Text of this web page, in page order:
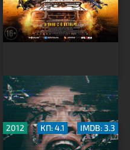
З/Л/О 94
2012 КП: 4.1 IMDB: 3.3